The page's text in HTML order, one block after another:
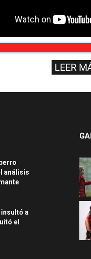
LEER
análisis
insultó a
el